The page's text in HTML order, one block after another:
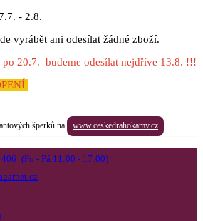
- 2.8.
vyrábět ani odesílat žádné zboží.
po 20.7. budeme odesílat nejdříve 13.8. !!!
šperků na www.ceskedrahokamy.cz
(Po - Pá 11:00 - 17:00)